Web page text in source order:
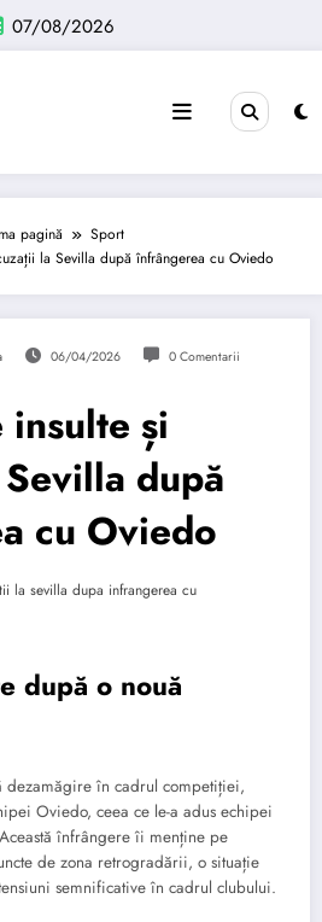
07/08/2026
pagină
Sport
la Sevilla după înfrângerea cu Oviedo
06/04/2026 0 Comentarii
și
după
cu Oviedo
după o nouă
dezamăgire în cadrul competiției,
Oviedo, ceea ce le-a adus echipei
înfrângere îi menține pe
de zona retrogradării, o situație
semnificative în cadrul clubului.